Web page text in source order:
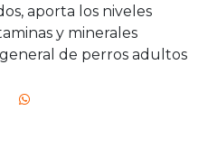
aporta los niveles
y minerales
de perros adultos